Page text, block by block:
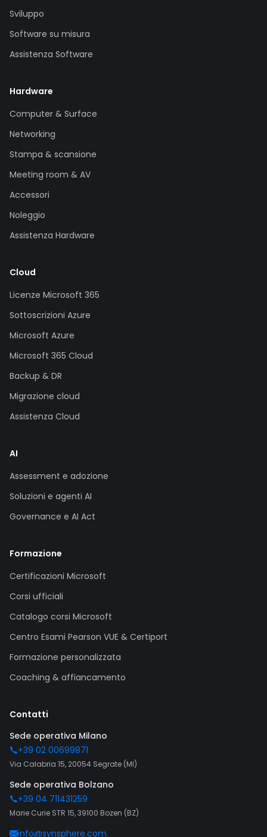
Sviluppo
Software su misura
Assistenza Software
Hardware
Computer & Surface
Networking
Stampa & scansione
Meeting room & AV
Accessori
Noleggio
Assistenza Hardware
Cloud
Licenze Microsoft 365
Sottoscrizioni Azure
Microsoft Azure
Microsoft 365 Cloud
Backup & DR
Migrazione cloud
Assistenza Cloud
AI
Assessment e adozione
Soluzioni e agenti AI
Governance e AI Act
Formazione
Certificazioni Microsoft
Corsi ufficiali
Catalogo corsi Microsoft
Centro Esami Pearson VUE & Certiport
Formazione personalizzata
Coaching & affiancamento
Contatti
Sede operativa Milano
+39 02 00699871
Via Calabria 15, 20054 Segrate (MI)
Sede operativa Bolzano
+39 04 711431259
Marie Curie STR 15, 39100 Bozen (BZ)
info@synsphere.com